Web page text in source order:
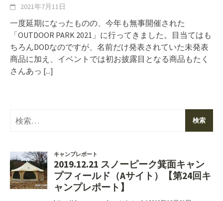
2021年7月11日
一度延期になったものの、今年も無事開催された
「OUTDOOR PARK 2021」に行ってきました。目当てはも
ちろんDODなのですが、名前だけ発表されていた未発表
商品に加え、イベントでは初お披露目となる商品もたく
さんあっ [...]
検
索: